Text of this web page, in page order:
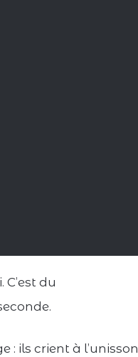
du
ils crient à l’unisson